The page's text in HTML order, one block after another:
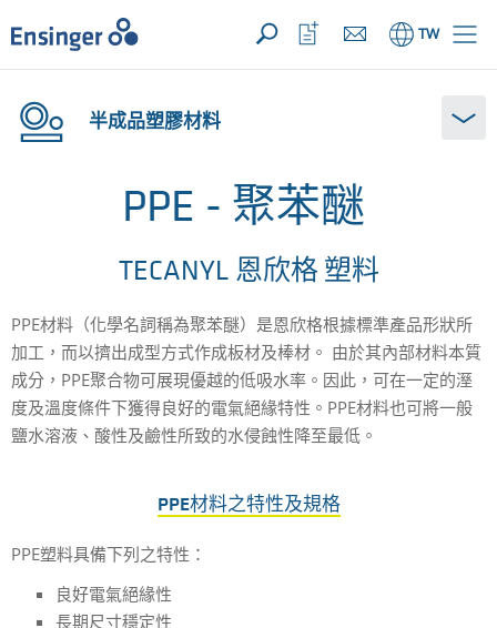
您的詢價 ({{productCount}} 產品) 開啟
首
頁
TW
開
啟
收
半成品塑膠材料
PPE - 聚苯醚
TECANYL 恩欣格 塑料
PPE材料（化學名詞稱為聚苯醚）是恩欣格根據標準產品形狀所
加工，而以擠出成型方式作成板材及棒材。 由於其內部材料本質
成分 ，PPE聚合物可展現優越的低吸水率。因此，可在一定的溼
度及溫度條件下獲得良好的電氣絕緣特性。 PPE材料也可將一般
鹽水溶液、酸性及鹼性所致的水侵蝕性降至最低。
PPE材料之特性及規格
PPE塑料具備下列之特性：
良好電氣絕緣性
長期尺寸穩定性